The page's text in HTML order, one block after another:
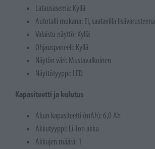
Latausasema: Kyllä
Autotalli mukana: Ei, saatavilla lisävarusteena
Valaistu näyttö: Kyllä
Ohjauspaneeli: Kyllä
Näytön väri: Mustavalkoinen
Näyttötyyppi: LED
Kapasiteetti ja kulutus
Akun kapasiteetti (mAh): 6,0 Ah
Akkutyyppi: Li-Ion akku
Akkujen määrä: 1